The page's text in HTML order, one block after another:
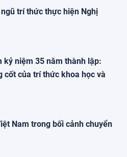
trí thức thực hiện Nghị
kỷ niệm 35 năm thành lập:
cốt của trí thức khoa học và
Nam trong bối cảnh chuyển